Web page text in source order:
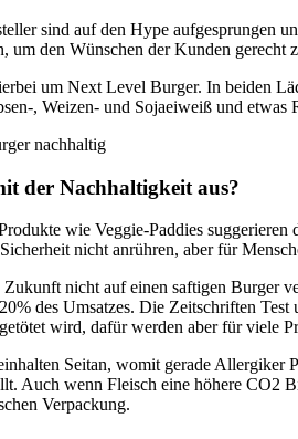
sind auf den Hype aufgesprungen
um den Wünschen der Kunden gerecht
um Next Level Burger. In beiden
, Weizen- und Sojaeiweiß und
der Nachhaltigkeit aus?
wie Veggie-Paddies suggerieren
nicht anrühren, aber für
nicht auf einen saftigen Burger
des Umsatzes. Die Zeitschriften
wird, dafür werden aber für viele
Seitan, womit gerade Allergiker
Auch wenn Fleisch eine höhere
Verpackung.